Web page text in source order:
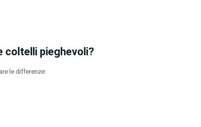
coltelli pieghevoli?
le differenze: